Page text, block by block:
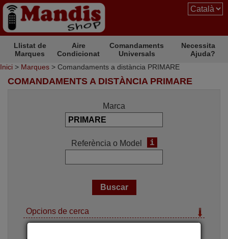
Llistat de
Marques
Aire
Condicionat
Comandaments
Universals
Necessita
Ajuda?
Inici > Marques > Comandaments a distància PRIMARE
COMANDAMENTS A DISTÀNCIA PRIMARE
Marca
Referència o Model i
Opcions de cerca